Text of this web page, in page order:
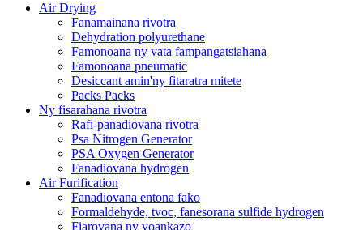
Air Drying
Fanamainana rivotra
Dehydration polyurethane
Famonoana ny vata fampangatsiahana
Famonoana pneumatic
Desiccant amin'ny fitaratra mitete
Packs Packs
Ny fisarahana rivotra
Rafi-panadiovana rivotra
Psa Nitrogen Generator
PSA Oxygen Generator
Fanadiovana hydrogen
Air Furification
Fanadiovana entona fako
Formaldehyde, tvoc, fanesorana sulfide hydrogen
Fiarovana ny voankazo